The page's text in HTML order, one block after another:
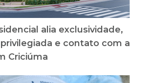
alia exclusividade,
privilegiada e contato com a
Criciúma